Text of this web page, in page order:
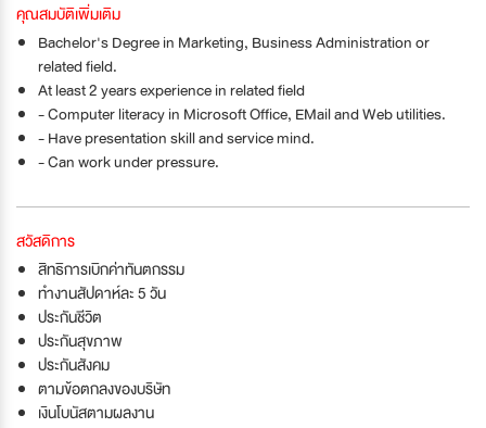
คุณสมบัติเพิ่มเติม
Bachelor's Degree in Marketing, Business Administration or
related field.
At least 2 years experience in related field
- Computer literacy in Microsoft Office, EMail and Web utilities.
- Have presentation skill and service mind.
- Can work under pressure.
สวัสดิการ
สิทธิการเบิกค่าทันตกรรม
ทำงานสัปดาห์ละ 5 วัน
ประกันชีวิต
ประกันสุขภาพ
ประกันสังคม
ตามข้อตกลงของบริษัท
เงินโบนัสตามผลงาน